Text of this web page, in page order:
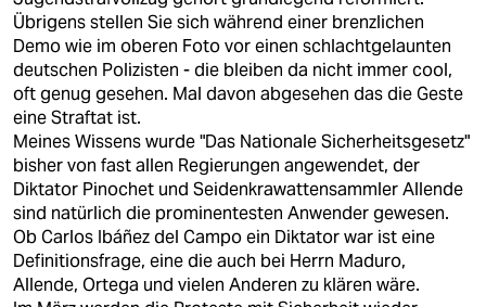
Übrigens stellen Sie sich während einer brenzlichen
Demo wie im oberen Foto vor einen schlachtgelaunten
deutschen Polizisten - die bleiben da nicht immer cool,
oft genug gesehen. Mal davon abgesehen das die Geste
eine Straftat ist.
Meines Wissens wurde "Das Nationale Sicherheitsgesetz"
bisher von fast allen Regierungen angewendet, der
Diktator Pinochet und Seidenkrawattensammler Allende
sind natürlich die prominentesten Anwender gewesen.
Ob Carlos Ibáñez del Campo ein Diktator war ist eine
Definitionsfrage, eine die auch bei Herrn Maduro,
Allende, Ortega und vielen Anderen zu klären wäre.